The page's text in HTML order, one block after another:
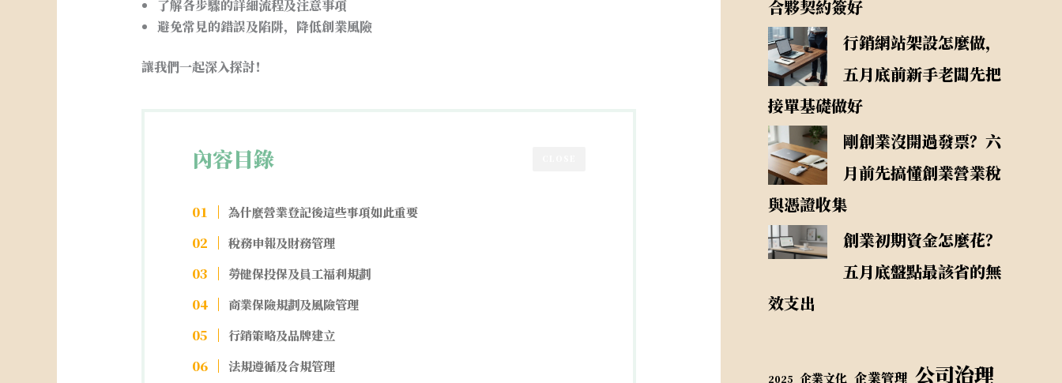
了解各步驟的詳細流程及注意事項
避免常見的錯誤及陷阱，降低創業風險
讓我們一起深入探討！
內容目錄
為什麼營業登記後這些事項如此重要
稅務申報及財務管理
勞健保投保及員工福利規劃
商業保險規劃及風險管理
行銷策略及品牌建立
法規遵循及合規管理
合夥契約簽好
行銷網站架設怎麼做，
五月底前新手老闆先把
接單基礎做好
剛創業沒開過發票？六
月前先搞懂創業營業稅
與憑證收集
創業初期資金怎麼花？
五月底盤點最該省的無
效支出
2025 企業文化 企業管理 公司治理